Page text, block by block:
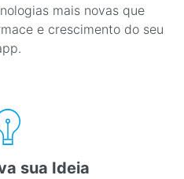
mais novas que
e crescimento do seu
sua Ideia